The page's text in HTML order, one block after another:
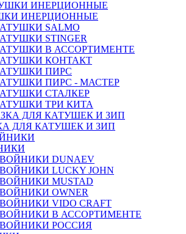
ИНЕРЦИОННЫЕ
SALMO
STINGER
В АССОРТИМЕНТЕ
КОНТАКТ
ПИРС
ПИРС - МАСТЕР
СТАЛКЕР
ТРИ КИТА
ДЛЯ КАТУШЕК И ЗИП
DUNAEV
LUCKY JOHN
MUSTAD
OWNER
VIDO CRAFT
В АССОРТИМЕНТЕ
РОССИЯ